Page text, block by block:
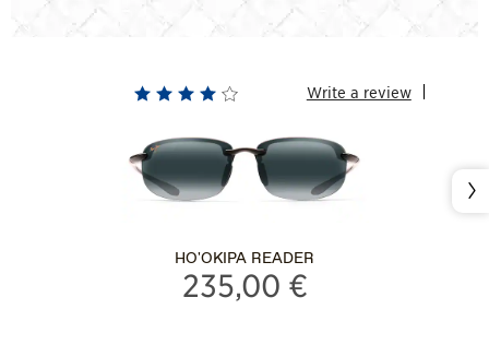
Write a review
HO'OKIPA READER
235,00 €
Als